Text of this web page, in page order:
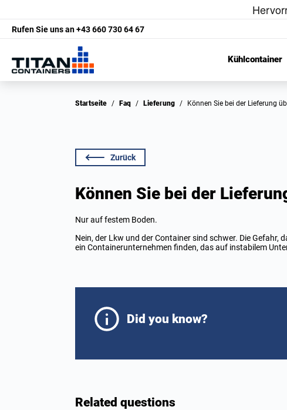
Rufen Sie uns an+43 660 730 64 67
Kühlcontainer
Startseite / Faq / Lieferung / Können Sie bei der Lieferung
Zurück
Können Sie bei der
Nur auf festem Boden.
Nein, der Lkw und der Container sind schwer. Die Gefahr,
ein Containerunternehmen finden, das auf instabilem
Did you know?
Related questions